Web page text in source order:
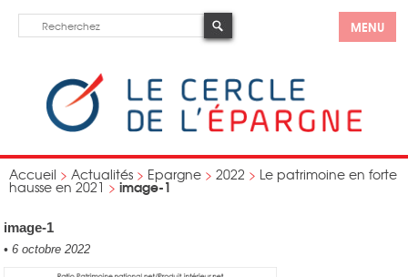
MENU
Accueil > Actualités > Epargne > 2022 > Le patrimoine en forte
hausse en 2021 > image-1
image-1
• 6 octobre 2022